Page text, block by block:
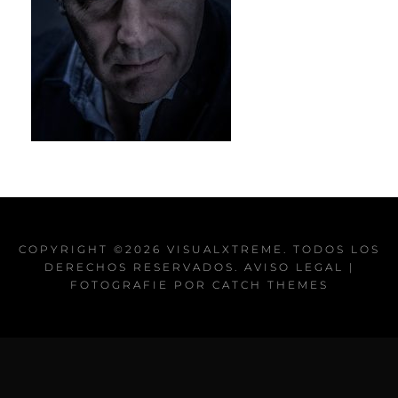
COPYRIGHT ©2026 VISUALXTREME . TODOS LOS
DERECHOS RESERVADOS. AVISO LEGAL
|
FOTOGRAFIE POR CATCH THEMES